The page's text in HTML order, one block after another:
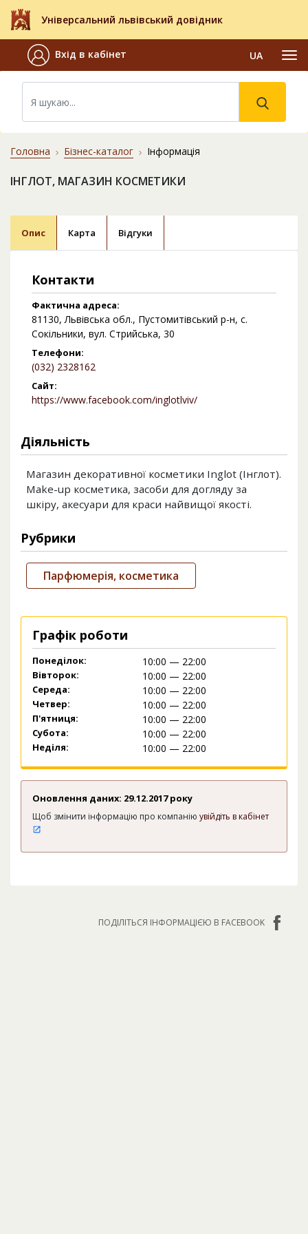
Універсальний львівський довідник
Вхід в кабінет UA
Головна Бізнес-каталог Інформація
ІНГЛОТ, МАГАЗИН КОСМЕТИКИ
Опис Карта Відгуки
Контакти
Фактична адреса:
81130, Львівська обл., Пустомитівський р-н, с.
Сокільники, вул. Стрийська, 30
Телефони:
(032) 2328162
Сайт:
https://www.facebook.com/inglotlviv/
Діяльність
Магазин декоративної косметики Inglot (Інглот).
Make-up косметика, засоби для догляду за
шкіру, акесуари для краси найвищої якості.
Рубрики
Парфюмерія, косметика
Графік роботи
Понеділок: 10:00 — 22:00
Вівторок: 10:00 — 22:00
Середа: 10:00 — 22:00
Четвер: 10:00 — 22:00
П'ятниця: 10:00 — 22:00
Субота: 10:00 — 22:00
Неділя: 10:00 — 22:00
Оновлення даних: 29.12.2017 року
Щоб змінити інформацію про компанію увійдіть в кабінет
ПОДІЛІТЬСЯ ІНФОРМАЦІЄЮ В FACEBOOK